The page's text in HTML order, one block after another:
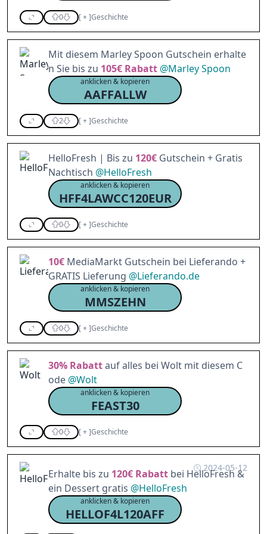
0 [+]Geschichte
Mit diesem Marley Spoon Gutschein erhalte
n Sie bis zu 105€ Rabatt @Marley Spoon
anklicken & kopieren
AAFFALLW
2 [+]Geschichte
HelloFresh | Bis zu 120€ Gutschein + Gratis
Nachtisch @HelloFresh
anklicken & kopieren
HFF4LAWCC120EUR
0 [+]Geschichte
10€ MediaMarkt Gutschein bei Lieferando +
GRATIS Lieferung @Lieferando.de
anklicken & kopieren
MMSZEHN
0 [+]Geschichte
30% Rabattauf alles bei Wolt mit diesem C
ode @Wolt
anklicken & kopieren
FEAST30
0 [+]Geschichte
2024-05-12
Erhalte bis zu 120€ Rabatt bei HelloFresh &
ein Dessert gratis @HelloFresh
anklicken & kopieren
HELLOF4L120AFF